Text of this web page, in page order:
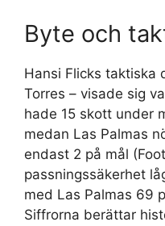
Byte och
Hansi Flicks taktiska
Torres – visade sig
hade 15 skott under
medan Las Palmas
endast 2 på mål
passningssäkerhet
med Las Palmas 69
Siffrorna berättar